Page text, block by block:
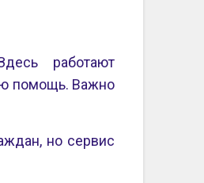
работают
помощь. Важно
но сервис